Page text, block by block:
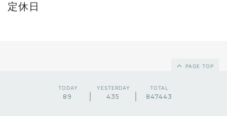
定休日
PAGE TOP
TODAY
89
YESTERDAY
435
TOTAL
847443